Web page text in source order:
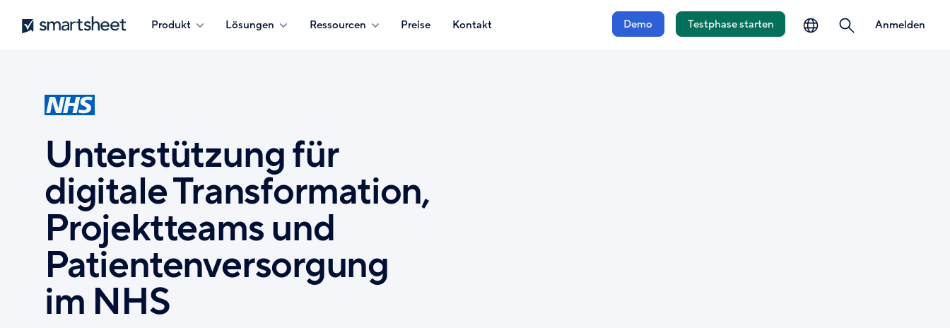
Direkt
zum
Smartsheet
Produkt Lösungen Ressourcen Preise Kontakt Demo Testphase starten Anmelden
Unterstützung für
digitale Transformation,
Projektteams und
Patientenversorgung
im NHS